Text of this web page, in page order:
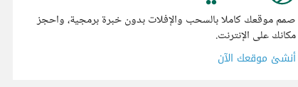
صمم موقعك كاملا بالسحب والإفلات بدون خبرة برمجية، واحجز
مكانك على الإنترنت.
أنشئ موقعك الآن